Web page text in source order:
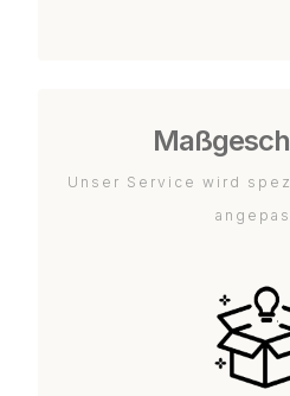
Unser Service wird